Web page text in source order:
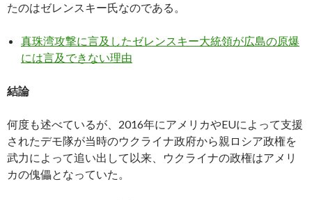
たのはゼレンスキー氏なのである。
真珠湾攻撃に言及したゼレンスキー大統領が広島の原爆
には言及できない理由
結論
何度も述べているが、2016年にアメリカやEUによって支援
されたデモ隊が当時のウクライナ政府から親ロシア政権を
武力によって追い出して以来、ウクライナの政権はアメリ
カの傀儡となっていた。